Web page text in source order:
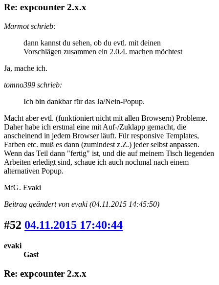
Re: expcounter 2.x.x
Marmot schrieb:
dann kannst du sehen, ob du evtl. mit deinen
Vorschlägen zusammen ein 2.0.4. machen möchtest
Ja, mache ich.
tomno399 schrieb:
Ich bin dankbar für das Ja/Nein-Popup.
Macht aber evtl. (funktioniert nicht mit allen Browsern) Probleme.
Daher habe ich erstmal eine mit Auf-/Zuklapp gemacht, die
anscheinend in jedem Browser läuft. Für responsive Templates,
Farben etc. muß es dann (zumindest z.Z.) jeder selbst anpassen.
Wenn das Teil dann "fertig" ist, und die auf meinem Tisch liegenden
Arbeiten erledigt sind, schaue ich auch nochmal nach einem
alternativen Popup.
MfG. Evaki
Beitrag geändert von evaki (04.11.2015 14:45:50)
#52 04.11.2015 17:40:44
evaki
Gast
Re: expcounter 2.x.x